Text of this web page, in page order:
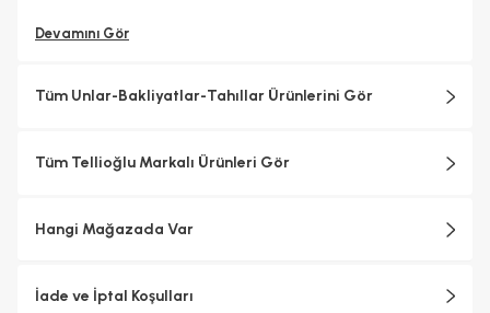
Devamını Gör
Tüm Unlar-Bakliyatlar-Tahıllar Ürünlerini Gör
Tüm Tellioğlu Markalı Ürünleri Gör
Hangi Mağazada Var
İade ve İptal Koşulları